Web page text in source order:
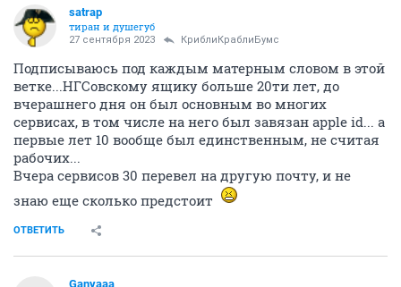
satrap
тиран и душегуб
27 сентября 2023 КриблиКраблиБумс
Подписываюсь под каждым матерным словом в этой
ветке...НГСовскому ящику больше 20ти лет, до
вчерашнего дня он был основным во многих
сервисах, в том числе на него был завязан apple id... а
первые лет 10 вообще был единственным, не считая
рабочих...
Вчера сервисов 30 перевел на другую почту, и не
знаю еще сколько предстоит
ОТВЕТИТЬ
Ganyaaa